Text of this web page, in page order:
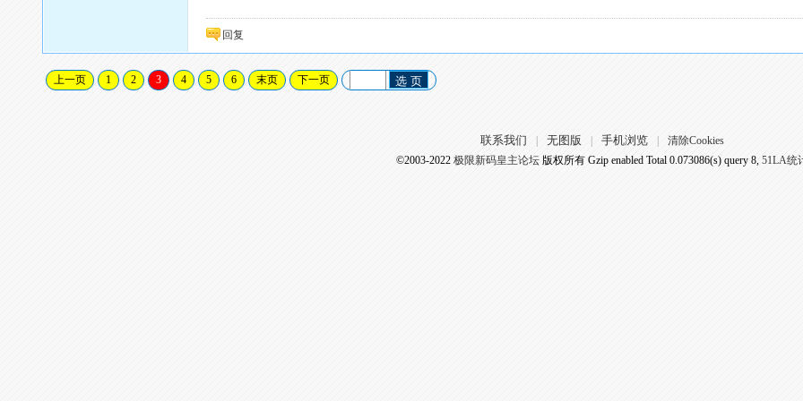
回复
上一页 1 2 3 4 5 6 末页 下一页 选 页
联系我们 无图版 手机浏览
清除Cookies
©2003-2022 极限新码皇主论坛版权所有 Gzip enabled Total 0.073086(s) query 8, 51LA统